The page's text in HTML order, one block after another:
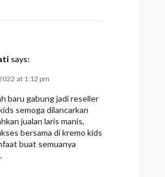
says:
at 1:12 pm
baru gabung jadi reseller
semoga dilancarkan
jualan laris manis,
bersama di kremo kids
buat semuanya